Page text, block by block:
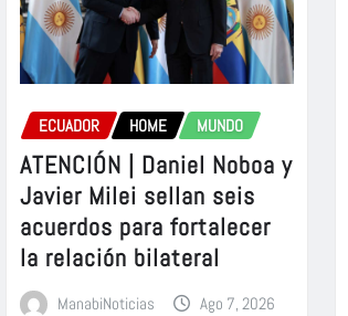
ECUADOR HOME MUNDO
ATENCIÓN | Daniel Noboa y
Javier Milei sellan seis
acuerdos para fortalecer
la relación bilateral
ManabiNoticias
Ago 7, 2026